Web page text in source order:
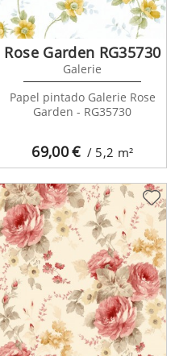
69,00€ / 5,2 m²
Rose Garden RG35730
Galerie
Papel pintado Galerie Rose
Garden - RG35730